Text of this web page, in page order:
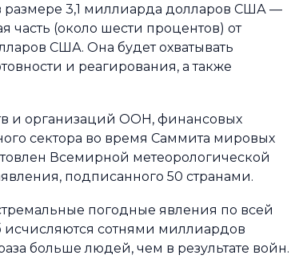
размере 3,1 миллиарда долларов США —
(около шести процентов) от
США. Она будет охватывать
и реагирования, а также
и организаций ООН, финансовых
сектора во время Саммита мировых
Всемирной метеорологической
подписанного 50 странами.
погодные явления по всей
исчисляются сотнями миллиардов
больше людей, чем в результате войн.